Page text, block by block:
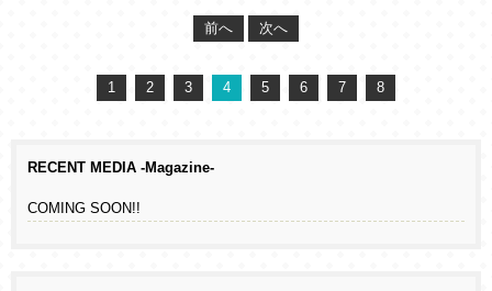
前へ 次へ
1 2 3 4 5 6 7 8
RECENT MEDIA -Magazine-
COMING SOON!!